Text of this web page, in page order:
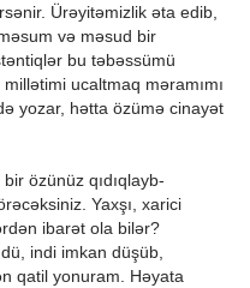
Ürəyitəmizlik əta edib,
və məsud bir
bu təbəssümü
ucaltmaq məramımı
yozar, hətta özümə cinayət
özünüz qıdıqlayb-
Yaxşı, xarici
ibarət ola bilər?
indi imkan düşüb,
qatil yonuram. Həyata